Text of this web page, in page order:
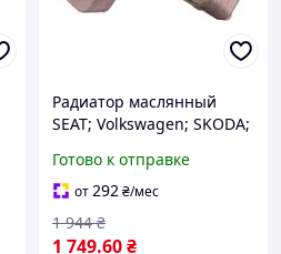
Радиатор маслянный
SEAT; Volkswagen; SKODA;
Готово к отправке
от292₴/мес
1 749.60₴
1 944 ₴